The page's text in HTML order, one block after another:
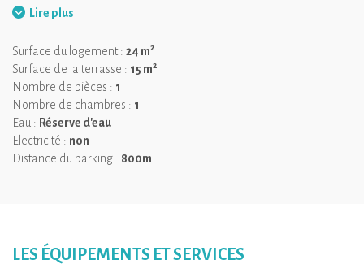
Une vue à 180° sur l'étang et les plaines du bocage Bourguignon.
unique chauffé à 38°C et finir la soirée en regardant les étoiles ou
en se réfugiant sous la tente pour profiter de son ambiance
nordique entre le mobilier en bois et les peaux de rennes.
Lire plus
Surface du logement : 24 m2
Surface de la terrasse : 15 m2
Nombre de pièces : 1
Nombre de chambres : 1
Eau : Réserve d'eau
Electricité : non
Distance du parking : 800m
LES ÉQUIPEMENTS ET SERVICES